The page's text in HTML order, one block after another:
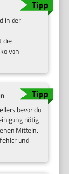
in der
die
von
bevor du
nötig
Mitteln.
und